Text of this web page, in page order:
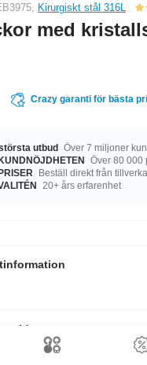
Kirurgiskt stål 316L
med
Crazy garanti för bästa
utbud Över 7 miljoner
Över 80 000
Beställ direkt från
20+ års erfarenhet